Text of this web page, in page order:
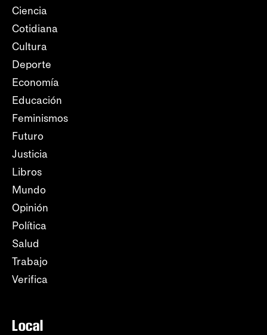
Ciencia
Cotidiana
Cultura
Deporte
Economía
Educación
Feminismos
Futuro
Justicia
Libros
Mundo
Opinión
Política
Salud
Trabajo
Verifica
Local